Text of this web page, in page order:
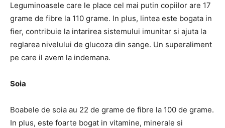
Leguminoasele care le place cel mai putin copiilor are 17
grame de fibre la 110 grame. In plus, lintea este bogata in
fier, contribuie la intarirea sistemului imunitar si ajuta la
reglarea nivelului de glucoza din sange. Un superaliment
pe care il avem la indemana.
Soia
Boabele de soia au 22 de grame de fibre la 100 de grame.
In plus, este foarte bogat in vitamine, minerale si